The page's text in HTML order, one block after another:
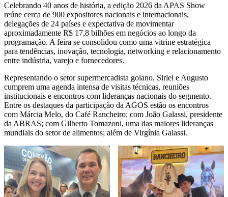
Celebrando 40 anos de história, a edição 2026 da APAS Show
reúne cerca de 900 expositores nacionais e internacionais,
delegações de 24 países e expectativa de movimentar
aproximadamente R$ 17,8 bilhões em negócios ao longo da
programação. A feira se consolidou como uma vitrine estratégica
para tendências, inovação, tecnologia, networking e relacionamento
entre indústria, varejo e fornecedores.
Representando o setor supermercadista goiano, Sirlei e Augusto
cumprem uma agenda intensa de visitas técnicas, reuniões
institucionais e encontros com lideranças nacionais do segmento.
Entre os destaques da participação da AGOS estão os encontros
com Márcia Melo, do Café Rancheiro; com João Galassi, presidente
da ABRAS; com Gilberto Tomazoni, uma das maiores lideranças
mundiais do setor de alimentos; além de Virgínia Galassi.